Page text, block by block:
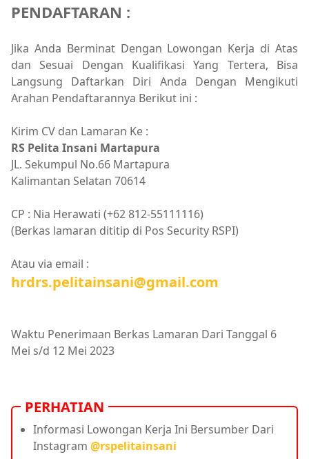
PENDAFTARAN :
Jika Anda Berminat Dengan Lowongan Kerja di Atas
dan Sesuai Dengan Kualifikasi Yang Tertera, Bisa
Langsung Daftarkan Diri Anda Dengan Mengikuti
Arahan Pendaftarannya Berikut ini :
Kirim CV dan Lamaran Ke :
RS Pelita Insani Martapura
JL. Sekumpul No.66 Martapura
Kalimantan Selatan 70614
CP : Nia Herawati (+62 812-55111116)
(Berkas lamaran dititip di Pos Security RSPI)
Atau via email :
hrdrs.pelitainsani@gmail.com
Waktu Penerimaan Berkas Lamaran Dari Tanggal 6
Mei s/d 12 Mei 2023
PERHATIAN
Informasi Lowongan Kerja Ini Bersumber Dari
Instagram @rspelitainsani